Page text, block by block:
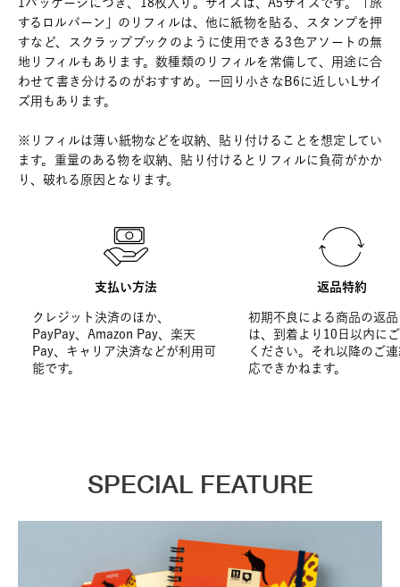
1パッケージにつき、18枚入り。サイズは、A5サイズです。「旅
するロルバーン」のリフィルは、他に紙物を貼る、スタンプを押
すなど、スクラップブックのように使用できる3色アソートの無
地リフィルもあります。数種類のリフィルを常備して、用途に合
わせて書き分けるのがおすすめ。一回り小さなB6に近しいLサイ
ズ用もあります。
※リフィルは薄い紙物などを収納、貼り付けることを想定してい
ます。重量のある物を収納、貼り付けるとリフィルに負荷がかか
り、破れる原因となります。
支払い方法
クレジット決済のほか、
PayPay、Amazon Pay、楽天
Pay、キャリア決済などが利用可
能です。
返品特約
初期不良による商品の返
は、到着より10日以内に
ください。それ以降のご
応できかねます。
SPECIAL FEATURE